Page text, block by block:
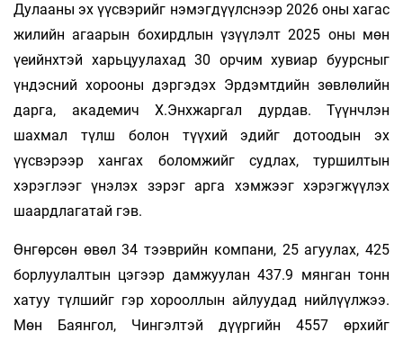
Дулааны эх үүсвэрийг нэмэгдүүлснээр 2026 оны хагас
жилийн агаарын бохирдлын үзүүлэлт 2025 оны мөн
үеийнхтэй харьцуулахад 30 орчим хувиар буурсныг
үндэсний хорооны дэргэдэх Эрдэмтдийн зөвлөлийн
дарга, академич Х.Энхжаргал дурдав. Түүнчлэн
шахмал түлш болон түүхий эдийг дотоодын эх
үүсвэрээр хангах боломжийг судлах, туршилтын
хэрэглээг үнэлэх зэрэг арга хэмжээг хэрэгжүүлэх
шаардлагатай гэв.
Өнгөрсөн өвөл 34 тээврийн компани, 25 агуулах, 425
борлуулалтын цэгээр дамжуулан 437.9 мянган тонн
хатуу түлшийг гэр хорооллын айлуудад нийлүүлжээ.
Мөн Баянгол, Чингэлтэй дүүргийн 4557 өрхийг